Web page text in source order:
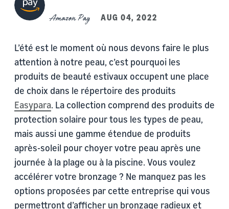
Amazon Pay AUG 04, 2022
L’été est le moment où nous devons faire le plus
attention à notre peau, c’est pourquoi les
produits de beauté estivaux occupent une place
de choix dans le répertoire des produits
Easypara. La collection comprend des produits de
protection solaire pour tous les types de peau,
mais aussi une gamme étendue de produits
après-soleil pour choyer votre peau après une
journée à la plage ou à la piscine. Vous voulez
accélérer votre bronzage ? Ne manquez pas les
options proposées par cette entreprise qui vous
permettront d’afficher un bronzage radieux et